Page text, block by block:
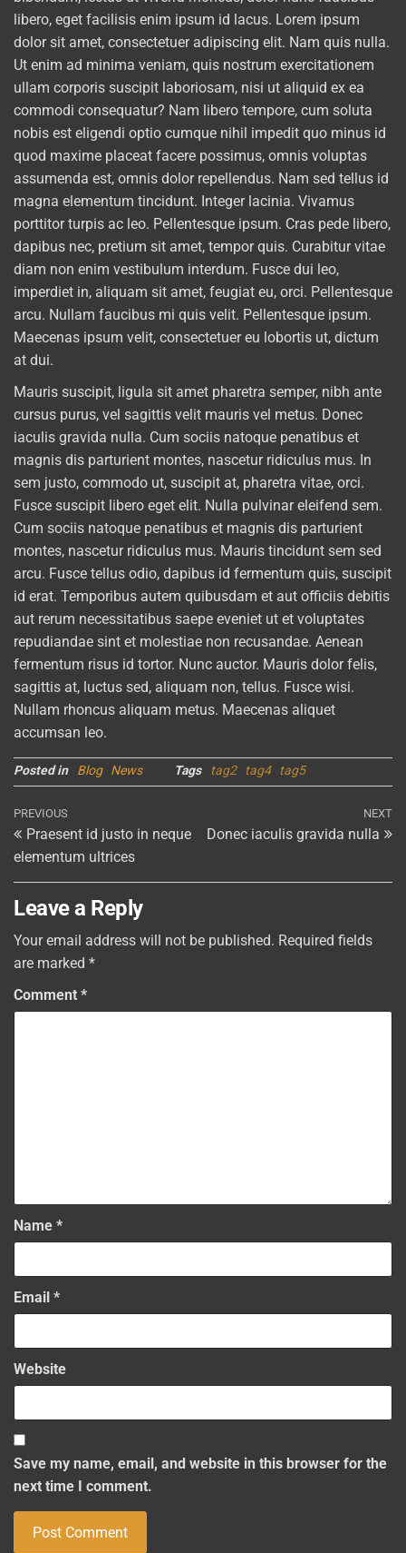
libero, eget facilisis enim ipsum id lacus. Lorem ipsum
dolor sit amet, consectetuer adipiscing elit. Nam quis nulla.
Ut enim ad minima veniam, quis nostrum exercitationem
ullam corporis suscipit laboriosam, nisi ut aliquid ex ea
commodi consequatur? Nam libero tempore, cum soluta
nobis est eligendi optio cumque nihil impedit quo minus id
quod maxime placeat facere possimus, omnis voluptas
assumenda est, omnis dolor repellendus. Nam sed tellus id
magna elementum tincidunt. Integer lacinia. Vivamus
porttitor turpis ac leo. Pellentesque ipsum. Cras pede libero,
dapibus nec, pretium sit amet, tempor quis. Curabitur vitae
diam non enim vestibulum interdum. Fusce dui leo,
imperdiet in, aliquam sit amet, feugiat eu, orci. Pellentesque
arcu. Nullam faucibus mi quis velit. Pellentesque ipsum.
Maecenas ipsum velit, consectetuer eu lobortis ut, dictum
at dui.
Mauris suscipit, ligula sit amet pharetra semper, nibh ante
cursus purus, vel sagittis velit mauris vel metus. Donec
iaculis gravida nulla. Cum sociis natoque penatibus et
magnis dis parturient montes, nascetur ridiculus mus. In
sem justo, commodo ut, suscipit at, pharetra vitae, orci.
Fusce suscipit libero eget elit. Nulla pulvinar eleifend sem.
Cum sociis natoque penatibus et magnis dis parturient
montes, nascetur ridiculus mus. Mauris tincidunt sem sed
arcu. Fusce tellus odio, dapibus id fermentum quis, suscipit
id erat. Temporibus autem quibusdam et aut officiis debitis
aut rerum necessitatibus saepe eveniet ut et voluptates
repudiandae sint et molestiae non recusandae. Aenean
fermentum risus id tortor. Nunc auctor. Mauris dolor felis,
sagittis at, luctus sed, aliquam non, tellus. Fusce wisi.
Nullam rhoncus aliquam metus. Maecenas aliquet
accumsan leo.
Posted in Blog News Tags tag2 tag4 tag5
Post
navigation
Previous
Post
PREVIOUS
Praesent id justo in neque
elementum ultrices
NEXT
Donec iaculis gravida nulla
Leave a Reply
Your email address will not be published. Required fields
are marked *
Comment *
Name *
Email *
Website
Save my name, email, and website in this browser for the
next time I comment.